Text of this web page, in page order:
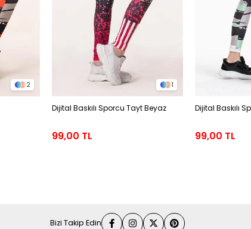
2 1
Dijital Baskılı Sporcu Tayt Beyaz
99,00 TL
Dijital Baskılı
99,00 TL
Bizi Takip Edin